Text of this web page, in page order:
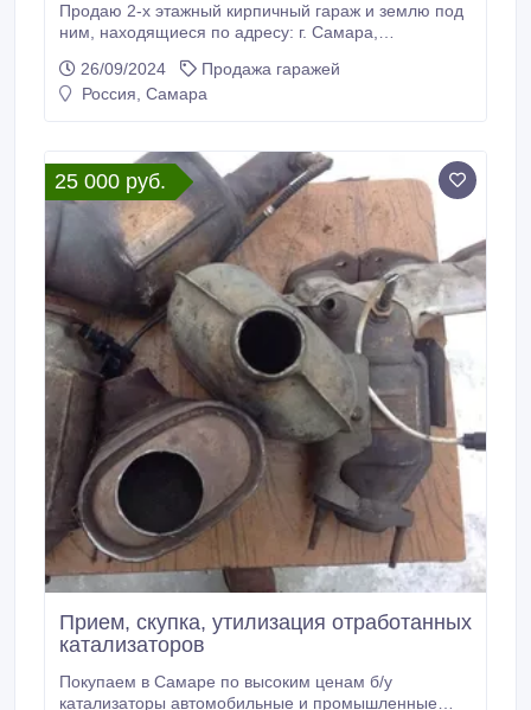
Продаю 2-х этажный кирпичный гараж и землю под
ним, находящиеся по адресу: г. Самара,
тер. ГСК 749 1-я очередь (напротив Парк Хауса,
прилегает к территории завода имени А. М.
380В Охраняемая территория.
26/09/2024
Продажа гаражей
Россия, Самара
25 000 руб.
Прием, скупка, утилизация отработанных
катализаторов
Покупаем в Самаре по высоким ценам б/у
катализаторы автомобильные и промышленные